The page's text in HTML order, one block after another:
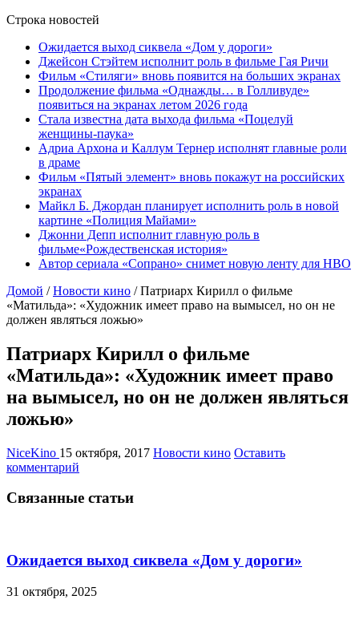
Строка новостей
Ожидается выход сиквела «Дом у дороги»
Джейсон Стэйтем исполнит роль в фильме Гая Ричи
Фильм «Стиляги» вновь появится на больших экранах
Продолжение фильма «Однажды… в Голливуде»
появиться на экранах летом 2026 года
Стала известна дата выхода фильма «Поцелуй
женщины-паука»
Адриа Архона и Каллум Тернер исполнят главные роли
в драме
Фильм «Пятый элемент» вновь покажут на российских
экранах
Майкл Б. Джордан планирует исполнить роль в новой
картине «Полиция Майами»
Джонни Депп исполнит главную роль в
фильме«Рождественская история»
Автор сериала «Сопрано» снимет новую ленту для HBO
Домой / Новости кино / Патриарх Кирилл о фильме
«Матильда»: «Художник имеет право на вымысел, но он не
должен являться ложью»
Патриарх Кирилл о фильме
«Матильда»: «Художник имеет право
на вымысел, но он не должен являться
ложью»
NiceKino 15 октября, 2017 Новости кино Оставить
комментарий
Связанные статьи
Ожидается выход сиквела «Дом у дороги»
31 октября, 2025